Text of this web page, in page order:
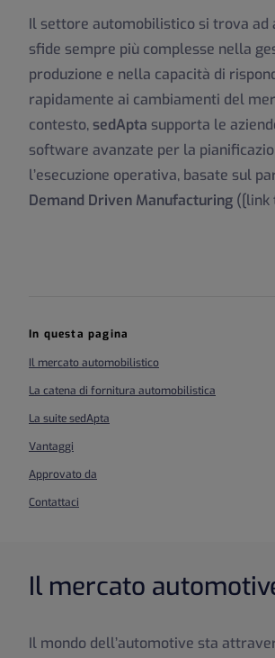
Il settore automobilistico si trova ad
sfide sempre più complesse nella
produzione e nella capacità di
rapidamente ai cambiamenti del
contesto,sedApta supporta le
software avanzate per la
l’esecuzione operativa, basate sul
Demand Driven Manufacturing ([link
In questa pagina
Il mercato automobilistico
La catena di fornitura automobilistica
La suite sedApta
Vantaggi
Approvato da
Contattaci
Il mercato
Il mondo dell’automotive sta